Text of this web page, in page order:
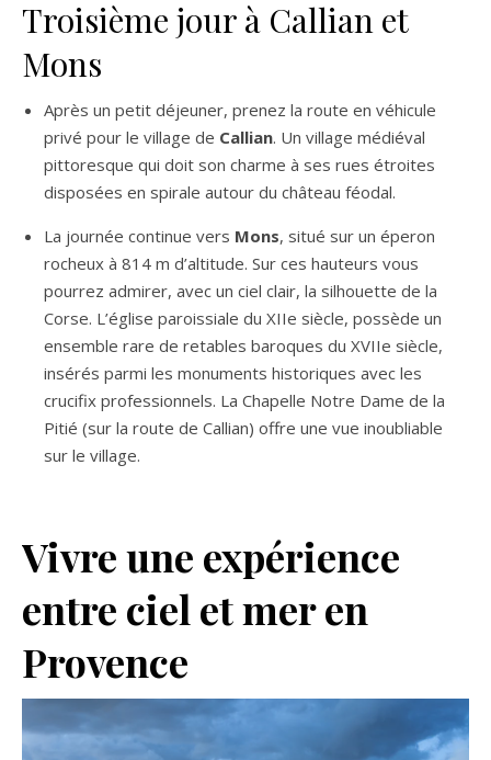
Troisième jour à Callian et
Mons
Après un petit déjeuner, prenez la route en véhicule
privé pour le village de Callian. Un village médiéval
pittoresque qui doit son charme à ses rues étroites
disposées en spirale autour du château féodal.
La journée continue vers Mons, situé sur un éperon
rocheux à 814 m d’altitude. Sur ces hauteurs vous
pourrez admirer, avec un ciel clair, la silhouette de la
Corse. L’église paroissiale du XIIe siècle, possède un
ensemble rare de retables baroques du XVIIe siècle,
insérés parmi les monuments historiques avec les
crucifix professionnels. La Chapelle Notre Dame de la
Pitié (sur la route de Callian) offre une vue inoubliable
sur le village.
Vivre une expérience
entre ciel et mer en
Provence